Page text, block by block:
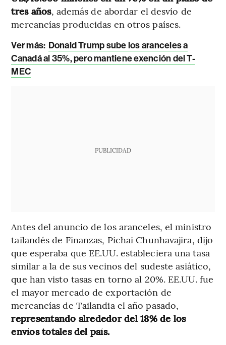
tres años, además de abordar el desvío de
mercancías producidas en otros países.
Ver más: Donald Trump sube los aranceles a
Canadá al 35%, pero mantiene exención del T-
MEC
PUBLICIDAD
Antes del anuncio de los aranceles, el ministro
tailandés de Finanzas, Pichai Chunhavajira, dijo
que esperaba que EE.UU. estableciera una tasa
similar a la de sus vecinos del sudeste asiático,
que han visto tasas en torno al 20%. EE.UU. fue
el mayor mercado de exportación de
mercancías de Tailandia el año pasado,
representando alrededor del 18% de los
envíos totales del país.